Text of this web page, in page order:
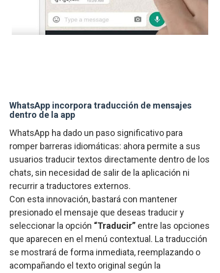
WhatsApp incorpora traducción de mensajes
dentro de la app
WhatsApp ha dado un paso significativo para
romper barreras idiomáticas: ahora permite a sus
usuarios traducir textos directamente dentro de los
chats, sin necesidad de salir de la aplicación ni
recurrir a traductores externos.
Con esta innovación, bastará con mantener
presionado el mensaje que deseas traducir y
seleccionar la opción “Traducir”entre las opciones
que aparecen en el menú contextual. La traducción
se mostrará de forma inmediata, reemplazando o
acompañando el texto original según la